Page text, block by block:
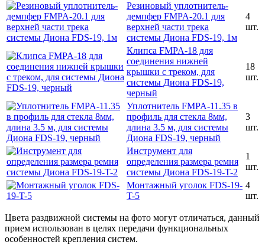
Резиновый уплотнитель-
демпфер FMPA-20.1 для
верхней части трека
системы Диона FDS-19, 1м
4
шт.
Клипса FMPA-18 для
соединения нижней
крышки с треком, для
системы Диона FDS-19,
черный
18
шт.
Уплотнитель FMPA-11.35 в
профиль для стекла 8мм,
длина 3.5 м, для системы
Диона FDS-19, черный
3
шт.
Инструмент для
определения размера ремня
системы Диона FDS-19-T-2
1
шт.
Монтажный уголок FDS-19-
T-5
4
шт.
Цвета раздвижной системы на фото могут отличаться, данный
прием использован в целях передачи функциональных
особенностей крепления систем.